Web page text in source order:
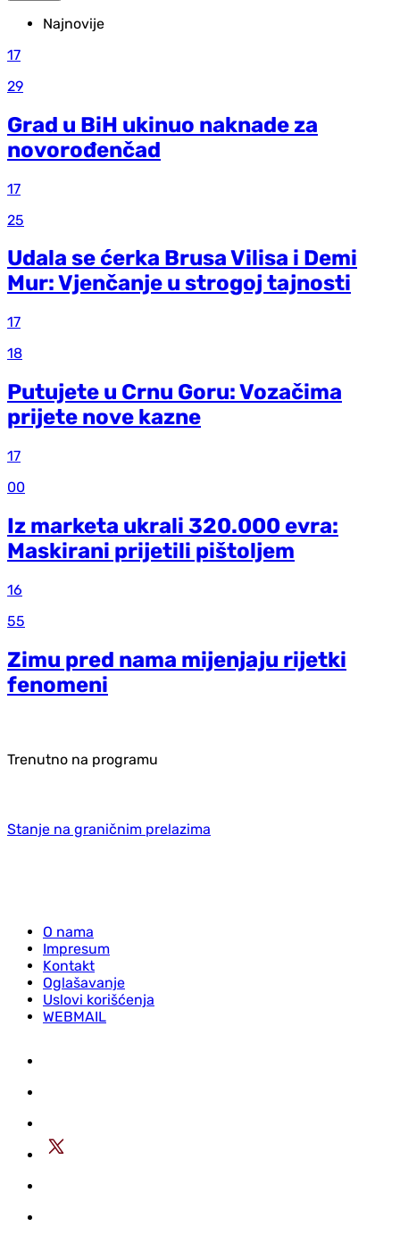
Najnovije
17
29
Grad u BiH ukinuo naknade za
novorođenčad
17
25
Udala se ćerka Brusa Vilisa i Demi
Mur: Vjenčanje u strogoj tajnosti
17
18
Putujete u Crnu Goru: Vozačima
prijete nove kazne
17
00
Iz marketa ukrali 320.000 evra:
Maskirani prijetili pištoljem
16
55
Zimu pred nama mijenjaju rijetki
fenomeni
Trenutno na programu
Stanje na graničnim prelazima
O nama
Impresum
Kontakt
Oglašavanje
Uslovi korišćenja
WEBMAIL